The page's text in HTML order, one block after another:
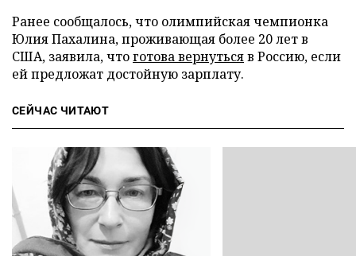
Ранее сообщалось, что олимпийская чемпионка
Юлия Пахалина, проживающая более 20 лет в
США, заявила, чтоготова вернутьсяв Россию, если
ей предложат достойную зарплату.
СЕЙЧАС ЧИТАЮТ